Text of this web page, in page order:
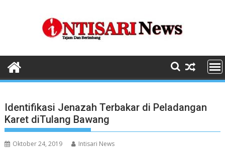
Identifikasi Jenazah Terbakar di Peladangan
Karet diTulang Bawang
Oktober 24, 2019 Intisari News